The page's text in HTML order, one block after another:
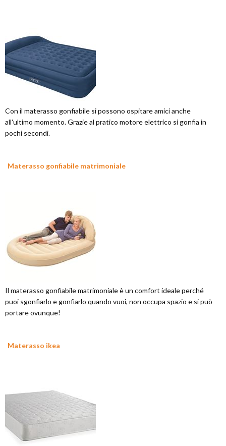
Con il materasso gonfiabile si possono ospitare amici anche
all'ultimo momento. Grazie al pratico motore elettrico si gonfia in
pochi secondi.
Materasso gonfiabile matrimoniale
Il materasso gonfiabile matrimoniale è un comfort ideale perché
puoi sgonfiarlo e gonfiarlo quando vuoi, non occupa spazio e si può
portare ovunque!
Materasso ikea